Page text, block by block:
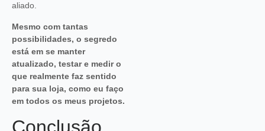
aliado.
Mesmo com tantas
possibilidades, o segredo
está em se manter
atualizado, testar e medir o
que realmente faz sentido
para sua loja, como eu faço
em todos os meus projetos.